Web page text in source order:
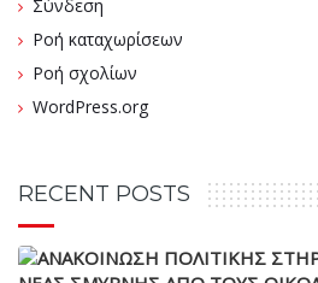
Σύνδεση
Ροή καταχωρίσεων
Ροή σχολίων
WordPress.org
RECENT POSTS